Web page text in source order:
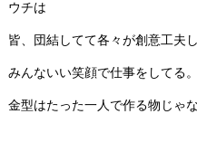
ウチは
皆、団結してて各々が創意工夫
みんないい笑顔で仕事をしてる
金型はたった一人で作る物じゃな